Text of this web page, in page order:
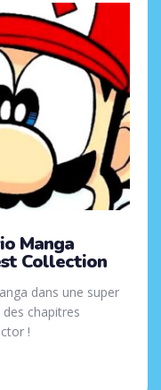
Manga
Collection
dans une super
chapitres
!